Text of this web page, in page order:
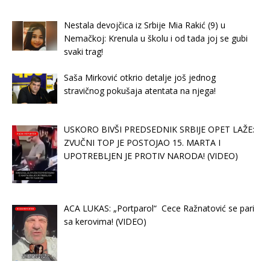
Nestala devojčica iz Srbije Mia Rakić (9) u
Nemačkoj: Krenula u školu i od tada joj se gubi
svaki trag!
Saša Mirković otkrio detalje još jednog
stravičnog pokušaja atentata na njega!
USKORO BIVŠI PREDSEDNIK SRBIJE OPET LAŽE:
ZVUČNI TOP JE POSTOJAO 15. MARTA I
UPOTREBLJEN JE PROTIV NARODA! (VIDEO)
ACA LUKAS: „Portparol“ Cece Ražnatović se pari
sa kerovima! (VIDEO)